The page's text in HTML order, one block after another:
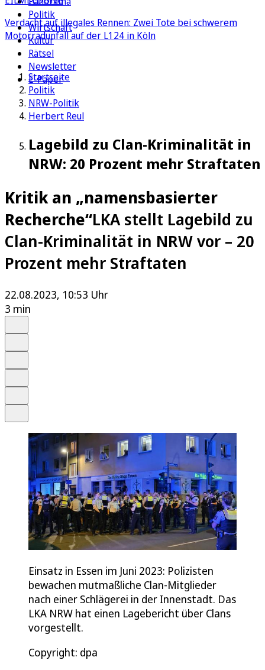
Politik
Wirtschaft
Kultur
Rätsel
Newsletter
E-Paper
Verdacht auf illegales Rennen: Zwei Tote bei schwerem
Motorradunfall auf der L124 in Köln
Startseite
Politik
NRW-Politik
Herbert Reul
Lagebild zu Clan-Kriminalität in
NRW: 20 Prozent mehr Straftaten
Kritik an „namensbasierter
Recherche“LKA stellt Lagebild zu
Clan-Kriminalität in NRW vor – 20
Prozent mehr Straftaten
22.08.2023, 10:53 Uhr
3 min
Einsatz in Essen im Juni 2023: Polizisten
bewachen mutmaßliche Clan-Mitglieder
nach einer Schlägerei in der Innenstadt. Das
LKA NRW hat einen Lagebericht über Clans
vorgestellt.
Copyright: dpa